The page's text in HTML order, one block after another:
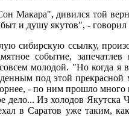
Макара", дивился той
и душу якутов", - говорил
сибирскую ссылку,
событие,
молодой. "Но когда
под этой
- по ним прошло
дело... Из холодов
в Саратов уже таким,